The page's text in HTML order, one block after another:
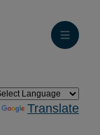
Translate